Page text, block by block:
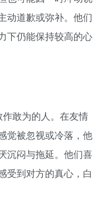
动道歉或弥补。他们
下仍能保持较高的心
敢为的人。在友情
觉被忽视或冷落，他
沉闷与拖延。他们喜
受到对方的真心，白